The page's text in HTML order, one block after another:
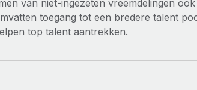
van niet-ingezeten vreemdelingen
toegang tot een bredere talent
top talent aantrekken.